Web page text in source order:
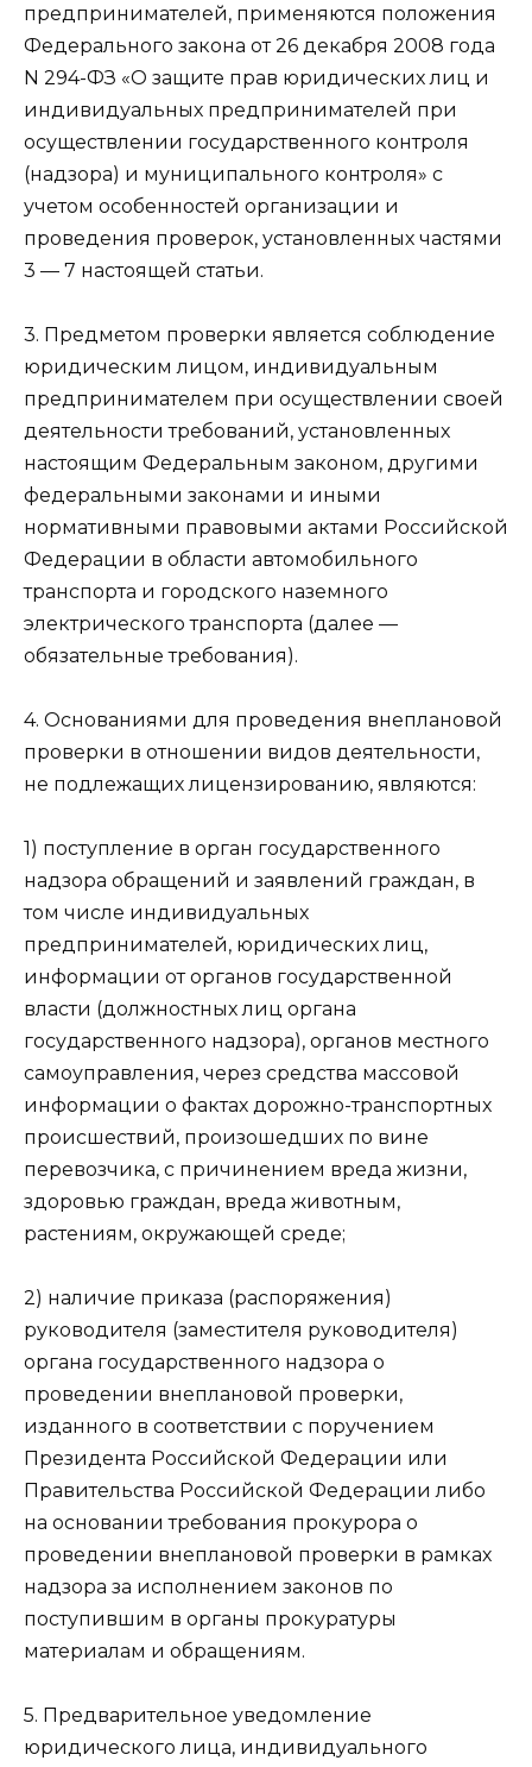
предпринимателей, применяются положения
Федерального закона от 26 декабря 2008 года
N 294-ФЗ «О защите прав юридических лиц и
индивидуальных предпринимателей при
осуществлении государственного контроля
(надзора) и муниципального контроля» с
учетом особенностей организации и
проведения проверок, установленных частями
3 — 7 настоящей статьи.
3. Предметом проверки является соблюдение
юридическим лицом, индивидуальным
предпринимателем при осуществлении своей
деятельности требований, установленных
настоящим Федеральным законом, другими
федеральными законами и иными
нормативными правовыми актами Российской
Федерации в области автомобильного
транспорта и городского наземного
электрического транспорта (далее —
обязательные требования).
4. Основаниями для проведения внеплановой
проверки в отношении видов деятельности,
не подлежащих лицензированию, являются:
1) поступление в орган государственного
надзора обращений и заявлений граждан, в
том числе индивидуальных
предпринимателей, юридических лиц,
информации от органов государственной
власти (должностных лиц органа
государственного надзора), органов местного
самоуправления, через средства массовой
информации о фактах дорожно-транспортных
происшествий, произошедших по вине
перевозчика, с причинением вреда жизни,
здоровью граждан, вреда животным,
растениям, окружающей среде;
2) наличие приказа (распоряжения)
руководителя (заместителя руководителя)
органа государственного надзора о
проведении внеплановой проверки,
изданного в соответствии с поручением
Президента Российской Федерации или
Правительства Российской Федерации либо
на основании требования прокурора о
проведении внеплановой проверки в рамках
надзора за исполнением законов по
поступившим в органы прокуратуры
материалам и обращениям.
5. Предварительное уведомление
юридического лица, индивидуального